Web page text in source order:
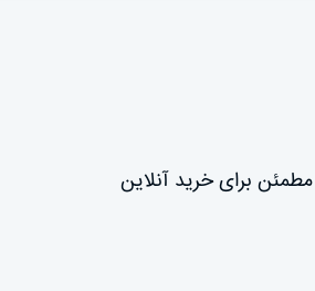
برای خرید آنلاین